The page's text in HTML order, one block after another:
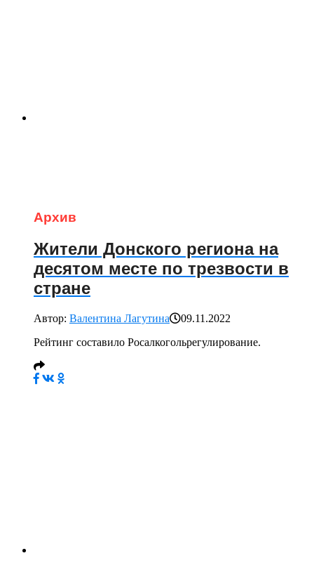
Архив
Жители Донского региона на
десятом месте по трезвости в
стране
Автор: Валентина Лагутина
09.11.2022
Рейтинг составило Росалкогольрегулирование.